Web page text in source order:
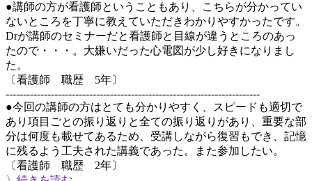
●講師の方が看護師ということもあり、こちらが分かってい
ないところを丁寧に教えていただきわかりやすかったです。
Drが講師のセミナーだと看護師と目線が違うところのあっ
たので・・・。大嫌いだった心電図が少し好きになりまし
た。
〔看護師 職歴 5年〕
-------------------------------------------------------------------------
●今回の講師の方はとても分かりやすく、スピードも適切で
あり項目ごとの振り返りと全ての振り返りがあり、重要な部
分は何度も載せてあるため、受講しながら復習もでき、記憶
に残るよう工夫された講義であった。また参加したい。
〔看護師 職歴 2年〕